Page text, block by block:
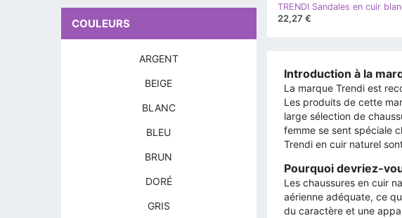
TRENDI Sandales en cuir
22,27 €
Introduction à la
La marque Trendi est
Les produits de cette
large sélection de
femme se sent spéciale
Trendi en cuir naturel
Pourquoi devriez-
Les chaussures en cuir
aérienne adéquate, ce
du caractère et une
COULEURS
ARGENT
BEIGE
BLANC
BLEU
BRUN
DORÉ
GRIS